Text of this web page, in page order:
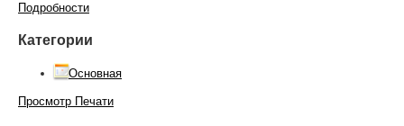
Подробности
Категории
Основная
Просмотр Печати